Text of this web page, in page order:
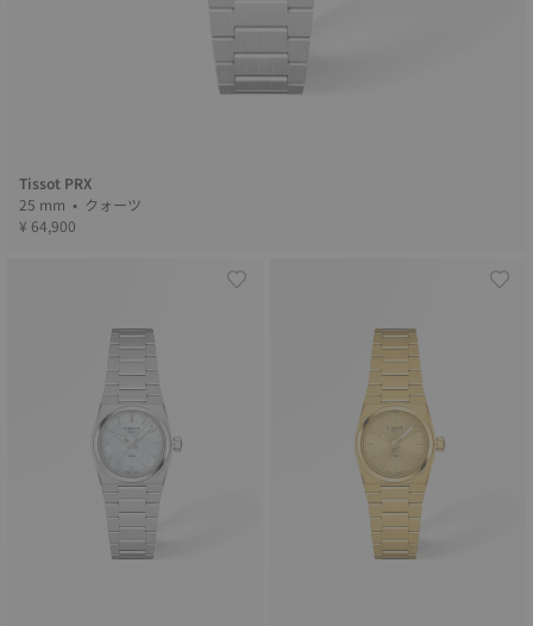
Tissot PRX
25 mm • クォーツ
¥ 64,900